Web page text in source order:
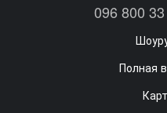
096 800
Полная